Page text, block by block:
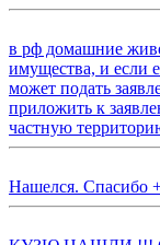
в рф домашние
имущества, и если
может подать
приложить к
частную
Нашелся. Спасибо